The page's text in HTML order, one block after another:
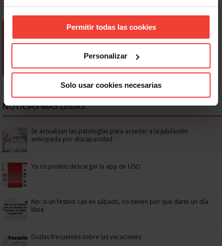
Permitir todas las cookies
Personalizar
Solo usar cookies necesarias
NOTICIAS MÁS LEÍDAS
Se actualizan las patologías para acceder a la jubilación
anticipada por discapacidad
Ya os podéis descargar la app de USO
No: si un festivo cae en sábado, no tienen por qué darte un día
libre
Dudas frecuentes sobre las vacaciones